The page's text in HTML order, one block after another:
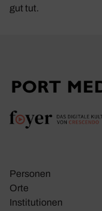
gut tut.
Personen
Orte
Insti­tu­tionen